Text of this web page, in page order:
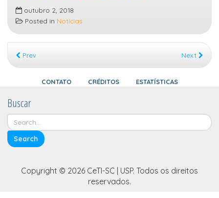
outubro 2, 2018
Posted in Notícias
Prev Next
CONTATO CRÉDITOS ESTATÍSTICAS
Buscar
Copyright © 2026 CeTI-SC | USP. Todos os direitos
reservados.